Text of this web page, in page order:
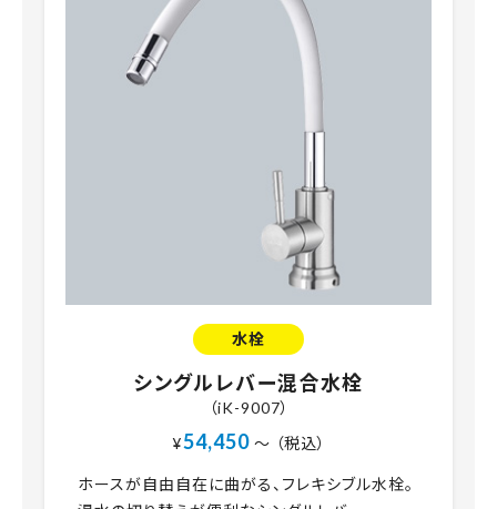
水栓
シングルレバー混合水栓
（iK-9007）
¥54,450～ （税込）
ホースが自由自在に曲がる、フレキシブル水栓。